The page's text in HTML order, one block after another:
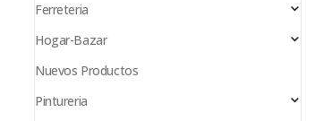
Ferreteria
Hogar-Bazar
Nuevos Productos
Pintureria